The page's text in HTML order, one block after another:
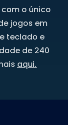
o único
jogos em
teclado e
de 240
aqui.